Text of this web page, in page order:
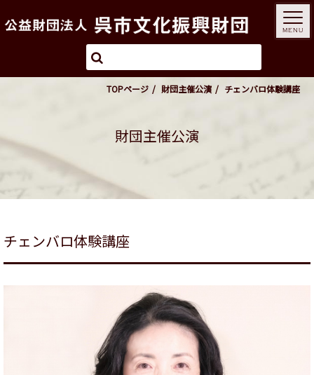
TOPページ 財団主催公演 チェンバロ体験講座
財団主催公演
チェンバロ体験講座
MENU